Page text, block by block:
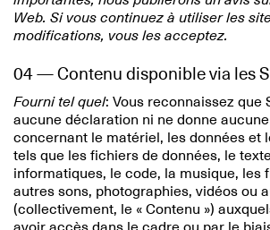
Web. Si vous continuez à utiliser les
modifications, vous les acceptez.
04 — Contenu disponible via les
Fourni tel quel: Vous reconnaissez que
aucune déclaration ni ne donne
concernant le matériel, les données et
tels que les fichiers de données, le
informatiques, le code, la musique, les
autres sons, photographies, vidéos ou
(collectivement, le « Contenu »)